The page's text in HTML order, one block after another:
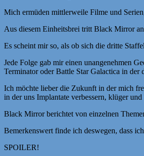
Mich ermüden mittlerweile Filme und
Aus diesem Einheitsbrei tritt Black Mirror
Es scheint mir so, als ob sich die dritte
Jede Folge gab mir einen unangenehmen
Terminator oder Battle Star Galactica in
Ich möchte lieber die Zukunft in der mich
in der uns Implantate verbessern, klüger und
Black Mirror berichtet von einzelnen
Bemerkenswert finde ich deswegen, dass
SPOILER!